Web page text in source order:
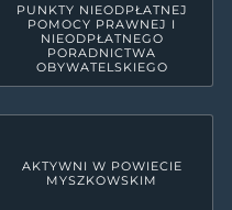
PUNKTY NIEODPŁATNEJ
POMOCY PRAWNEJ I
NIEODPŁATNEGO
PORADNICTWA
OBYWATELSKIEGO
AKTYWNI W POWIECIE
MYSZKOWSKIM